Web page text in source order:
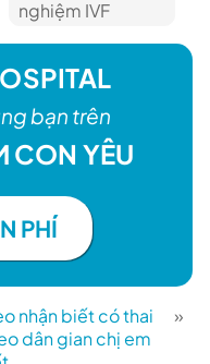
nghiệm IVF
bạn trên
CON YÊU
PHÍ
nhận biết có thai
dân gian chị em
»